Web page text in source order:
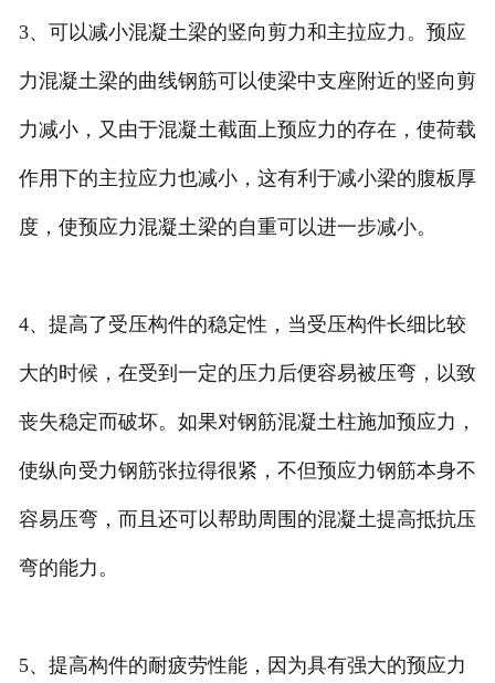
3、可以减小混凝土梁的竖向剪力和主拉应力。预应
力混凝土梁的曲线钢筋可以使梁中支座附近的竖向剪
力减小，又由于混凝土截面上预应力的存在，使荷载
作用下的主拉应力也减小，这有利于减小梁的腹板厚
度，使预应力混凝土梁的自重可以进一步减小。
4、提高了受压构件的稳定性，当受压构件长细比较
大的时候，在受到一定的压力后便容易被压弯，以致
丧失稳定而破坏。如果对钢筋混凝土柱施加预应力，
使纵向受力钢筋张拉得很紧，不但预应力钢筋本身不
容易压弯，而且还可以帮助周围的混凝土提高抵抗压
弯的能力。
5、提高构件的耐疲劳性能，因为具有强大的预应力